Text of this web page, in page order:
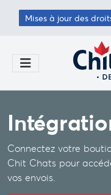
Passer au contenu
Mises à jour des
Toggle Menu
Connectez votre
Chit Chats pour
vos envois.